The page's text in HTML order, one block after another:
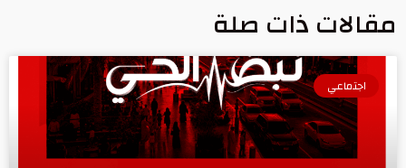
مقالات ذات صلة
اجتماعي